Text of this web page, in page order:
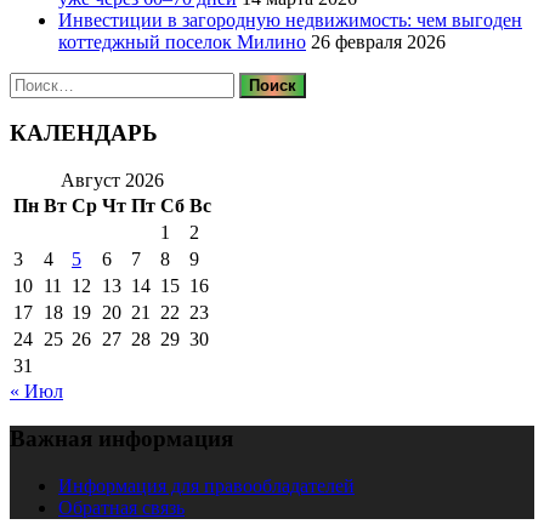
Инвестиции в загородную недвижимость: чем выгоден
коттеджный поселок Милино 26 февраля 2026
Найти:
КАЛЕНДАРЬ
Август 2026
Пн Вт Ср Чт Пт Сб Вс
1
2
3
4 5 6 7 8
9
10 11 12 13 14 15 16
17 18 19 20 21 22 23
24 25 26 27 28 29 30
31
« Июл
Важная информация
Информация для правообладателей
Обратная связь